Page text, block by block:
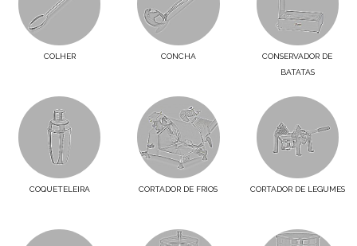
COLHER CONCHA
CONSERVADOR DE
BATATAS
COQUETELEIRA CORTADOR DE FRIOS CORTADOR DE LEGUMES